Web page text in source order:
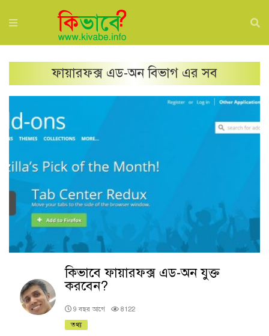
ফায়ারফক্স এড-অনবিভাগ এর সব
কিভাবে ফায়ারফক্স এড-অন যুক্ত
করবেন?
9 বছর আগে
8122
তথ্য